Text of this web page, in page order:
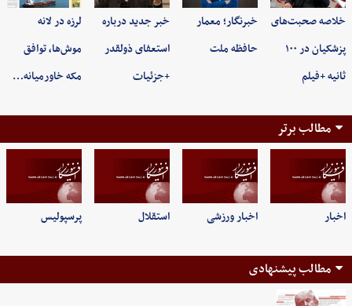
خلاصه صحبت‌های
پزشکیان در ۱۰۰
ثانیه +فیلم
خبرنگار؛ معمار
حافظه ملت
خبر جدید درباره
استعفای ذولقدر
+جزئیات
لرزه در لانه
موش‌ها، توافق
مکه خاورمیانه…
مطالب برتر
اخبار اخبار ورزشی استقلال پرسپولیس
مطالب پیشنهادی